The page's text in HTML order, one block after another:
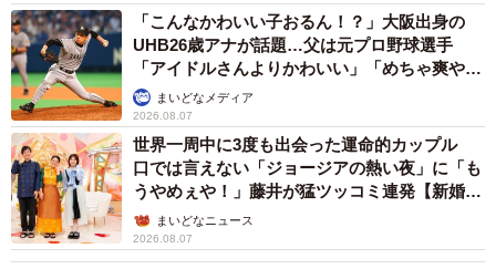
「こんなかわいい子おるん！？」大阪出身の
UHB26歳アナが話題…父は元プロ野球選手
「アイドルさんよりかわいい」「めちゃ爽や
か」まいどなメディア
2026.08.07
世界一周中に3度も出会った運命的カップル
口では言えない「ジョージアの熱い夜」に「も
うやめぇや！」藤井が猛ツッコミ連発【新婚さ
ん】まいどなニュース
2026.08.07